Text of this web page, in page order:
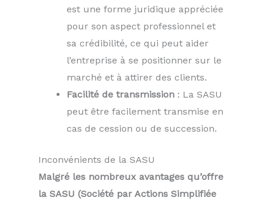
est une forme juridique appréciée
pour son aspect professionnel et
sa crédibilité, ce qui peut aider
l’entreprise à se positionner sur le
marché et à attirer des clients.
Facilité de transmission : La SASU
peut être facilement transmise en
cas de cession ou de succession.
Inconvénients de la SASU
Malgré les nombreux avantages qu’offre
la SASU (Société par Actions Simplifiée